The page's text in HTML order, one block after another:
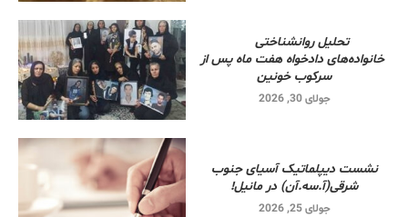
تحلیل روانشناختی
خانواده‌های دادخواه هفت ماه پس از
سرکوب خونین
جولای 30, 2026
نشست دیپلماتیک آسیای جنوب
شرقی‌(آ.سه.آن) در مانیل!
جولای 25, 2026